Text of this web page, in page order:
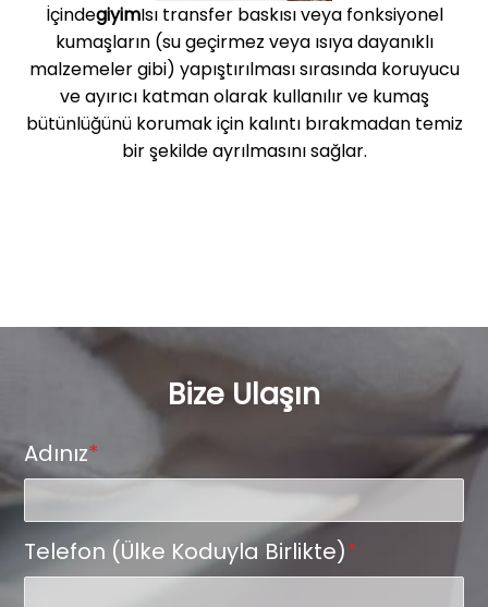
İçindegiyimIsı transfer baskısı veya fonksiyonel
kumaşların (su geçirmez veya ısıya dayanıklı
malzemeler gibi) yapıştırılması sırasında koruyucu
ve ayırıcı katman olarak kullanılır ve kumaş
bütünlüğünü korumak için kalıntı bırakmadan temiz
bir şekilde ayrılmasını sağlar.
Bize Ulaşın
Adınız*
Telefon (Ülke Koduyla Birlikte)*